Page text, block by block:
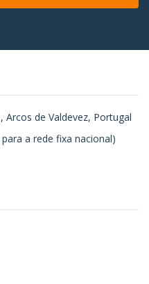
Arcos de Valdevez, Portugal
a rede fixa nacional)